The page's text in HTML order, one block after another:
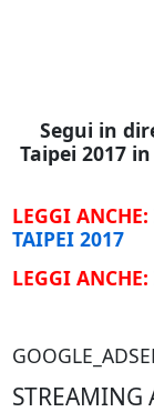
Segui in
Taipei 2017
LEGGI ANCHE:
TAIPEI 2017
LEGGI ANCHE:
STREAMING